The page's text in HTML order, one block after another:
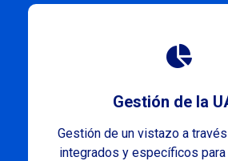
Gestión de la
Gestión de un vistazo a
integrados y específicos